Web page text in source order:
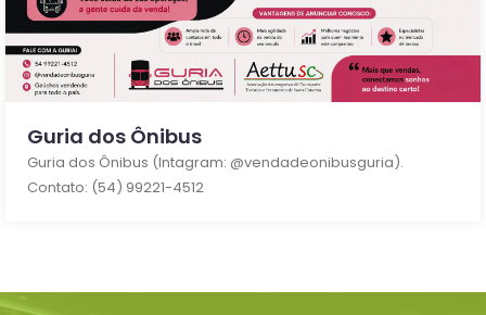
Guria dos Ônibus
Guria dos Ônibus (Intagram: @vendadeonibusguria).
Contato: (54) 99221-4512